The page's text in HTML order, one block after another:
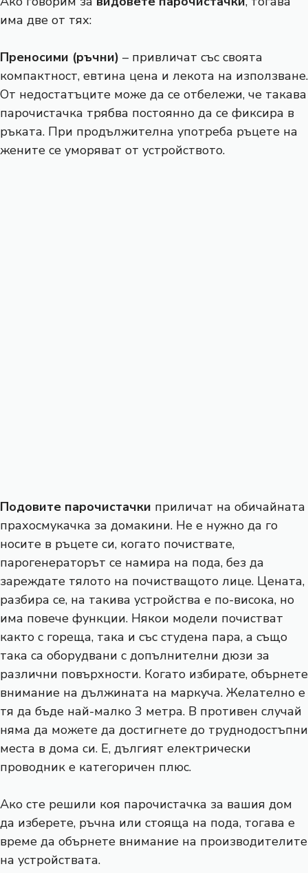
има две от тях:
Преносими (ръчни) – привличат със своята
компактност, евтина цена и лекота на използване.
От недостатъците може да се отбележи, че такава
парочистачка трябва постоянно да се фиксира в
ръката. При продължителна употреба ръцете на
жените се уморяват от устройството.
Подовите парочистачки приличат на обичайната
прахосмукачка за домакини. Не е нужно да го
носите в ръцете си, когато почиствате,
парогенераторът се намира на пода, без да
зареждате тялото на почистващото лице. Цената,
разбира се, на такива устройства е по-висока, но
има повече функции. Някои модели почистват
както с гореща, така и със студена пара, а също
така са оборудвани с допълнителни дюзи за
различни повърхности. Когато избирате, обърнете
внимание на дължината на маркуча. Желателно е
тя да бъде най-малко 3 метра. В противен случай
няма да можете да достигнете до труднодостъпни
места в дома си. Е, дългият електрически
проводник е категоричен плюс.
Ако сте решили коя парочистачка за вашия дом
да изберете, ръчна или стояща на пода, тогава е
време да обърнете внимание на производителите
на устройствата.